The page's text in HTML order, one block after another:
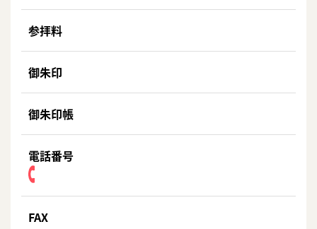
参拝料
御朱印
御朱印帳
電話番号
FAX